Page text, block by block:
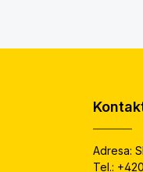
Adresa:
Tel.: